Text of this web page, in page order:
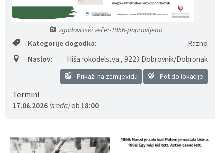
zgodovinski večer-1956-popravljeno
Kategorije dogodka:
Razno
Naslov:
Hiša rokodelstva , 9223 Dobrovnik/Dobronak
Prikaži na zemljevidu Pot do lokacije
Termini
17.06.2026 (sreda)ob 18:00
Občinski časopis - Községi lap
Proračun - Költségvetés